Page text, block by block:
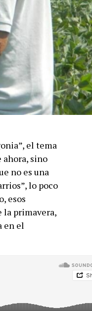
el tema
ahora, sino
no es una
lo poco
esos
la primavera,
en el